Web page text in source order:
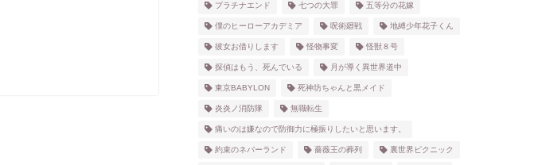
プラチナエンド 七つの大罪 五等分の花嫁
僕のヒーローアカデミア 呪術廻戦 地縛少年花子くん
彼女お借りします 怪物事変 怪獣８号
探偵はもう、死んでいる 月が導く異世界道中
東京BABYLON 死神坊ちゃんと黒メイド
炎炎ノ消防隊 無職転生
痛いのは嫌なので防御力に極振りしたいと思います。
約束のネバーランド 薔薇王の葬列 裏世界ピクニック